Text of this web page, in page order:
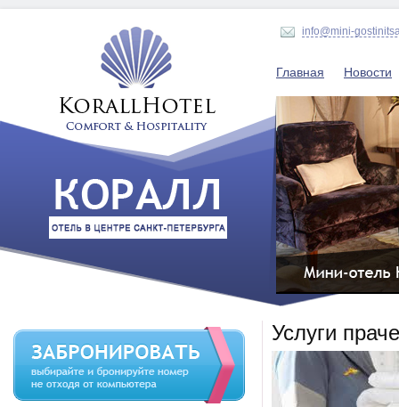
info@mini-
Главная Новости
Услуги